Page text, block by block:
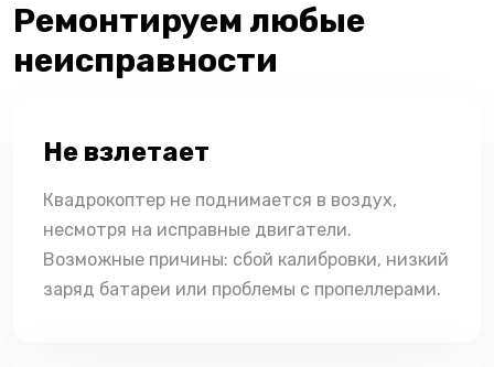
Ремонтируем любые
неисправности
Не взлетает
Квадрокоптер не поднимается в воздух,
несмотря на исправные двигатели.
Возможные причины: сбой калибровки, низкий
заряд батареи или проблемы с пропеллерами.